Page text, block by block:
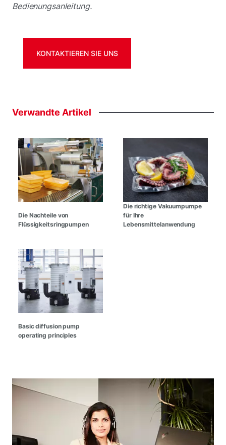
Bedienungsanleitung.
KONTAKTIEREN SIE UNS
Verwandte Artikel
Die Nachteile von
Flüssigkeitsringpumpen
Die richtige Vakuumpumpe
für Ihre
Lebensmittelanwendung
Basic diffusion pump
operating principles